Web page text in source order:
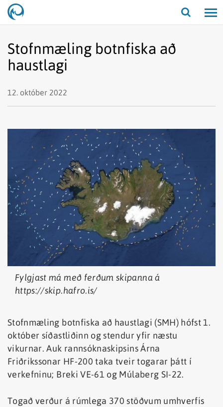
Opna/
Stofnmæling botnfiska að
haustlagi
12. október 2022
Fylgjast má með ferðum skipanna á
https://skip.hafro.is/
Stofnmæling botnfiska að haustlagi (SMH) hófst 1.
október síðastliðinn og stendur yfir næstu
vikurnar. Auk rannsóknaskipsins Árna
Friðrikssonar HF-200 taka tveir togarar þátt í
verkefninu; Breki VE-61 og Múlaberg SI-22.
Togað verður á rúmlega 370 stöðvum umhverfis